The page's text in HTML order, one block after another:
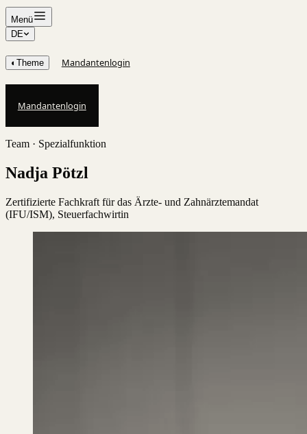
Menü
DE
◐ Theme Mandantenlogin
Mandantenlogin
Team · Spezialfunktion
Nadja Pötzl
Zertifizierte Fachkraft für das Ärzte- und Zahnärztemandat
(IFU/ISM), Steuerfachwirtin